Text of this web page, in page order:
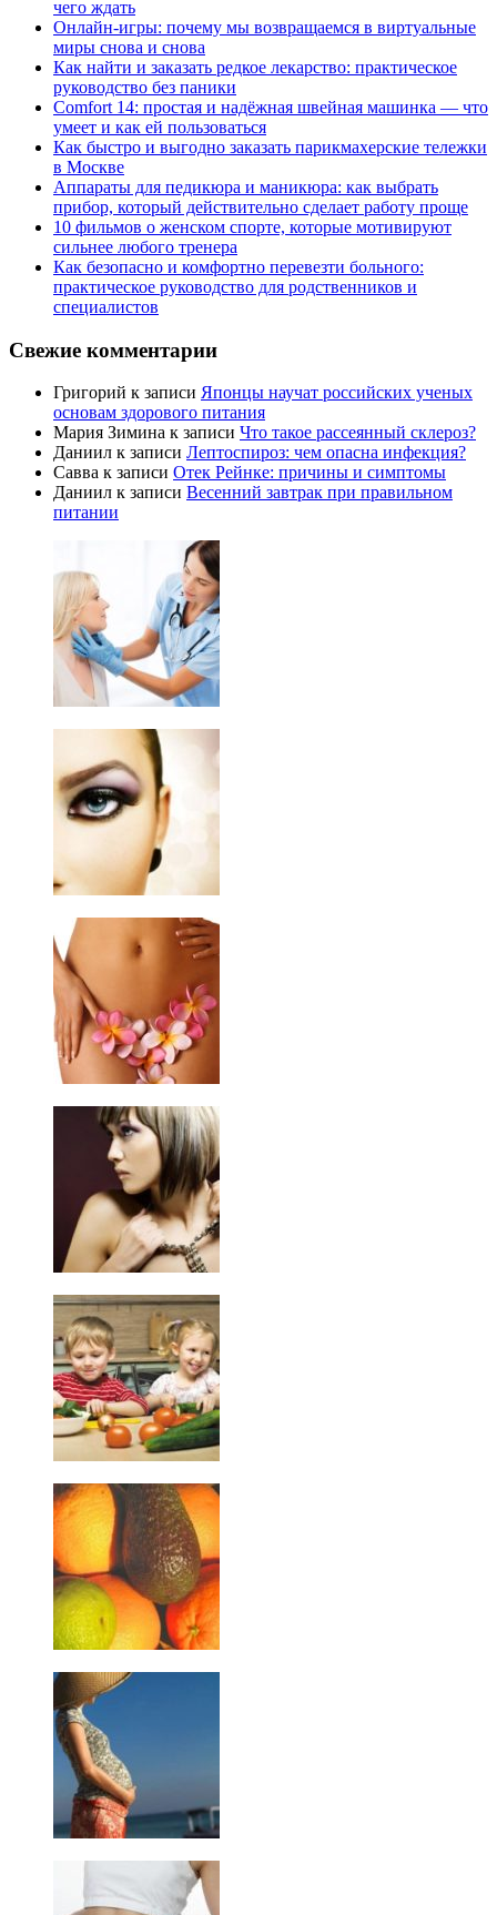
чего ждать
Онлайн-игры: почему мы возвращаемся в виртуальные
миры снова и снова
Как найти и заказать редкое лекарство: практическое
руководство без паники
Comfort 14: простая и надёжная швейная машинка — что
умеет и как ей пользоваться
Как быстро и выгодно заказать парикмахерские тележки
в Москве
Аппараты для педикюра и маникюра: как выбрать
прибор, который действительно сделает работу проще
10 фильмов о женском спорте, которые мотивируют
сильнее любого тренера
Как безопасно и комфортно перевезти больного:
практическое руководство для родственников и
специалистов
Свежие комментарии
Григорий к записи Японцы научат российских ученых
основам здорового питания
Мария Зимина к записи Что такое рассеянный склероз?
Даниил к записи Лептоспироз: чем опасна инфекция?
Савва к записи Отек Рейнке: причины и симптомы
Даниил к записи Весенний завтрак при правильном
питании